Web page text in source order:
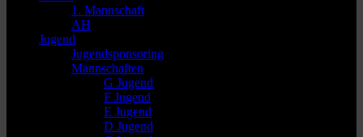
1. Mannschaft
AH
Jugend
Jugendsponsoring
Mannschaften
G Jugend
F Jugend
E Jugend
D Jugend